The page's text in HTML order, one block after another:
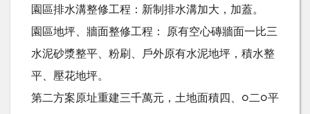
園區排水溝整修工程：新制排水溝加大，加蓋。
園區地坪、牆面整修工程： 原有空心磚牆面一比三
水泥砂漿整平、粉刷、戶外原有水泥地坪，積水整
平、壓花地坪。
第二方案原址重建三千萬元，土地面積四、○二○平